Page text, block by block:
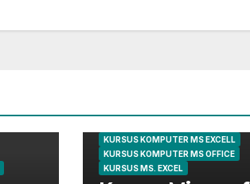
KURSUS KOMPUTER MS EXCELL
KURSUS KOMPUTER MS OFFICE
KURSUS MS. EXCEL